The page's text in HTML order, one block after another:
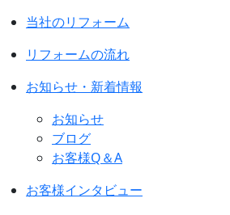
当社のリフォーム
リフォームの流れ
お知らせ・新着情報
お知らせ
ブログ
お客様Q＆A
お客様インタビュー